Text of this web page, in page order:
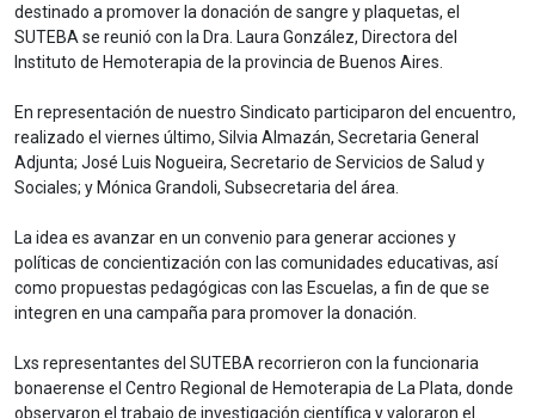
destinado a promover la donación de sangre y plaquetas, el
SUTEBA se reunió con la Dra. Laura González, Directora del
Instituto de Hemoterapia de la provincia de Buenos Aires.
En representación de nuestro Sindicato participaron del encuentro,
realizado el viernes último, Silvia Almazán, Secretaria General
Adjunta; José Luis Nogueira, Secretario de Servicios de Salud y
Sociales; y Mónica Grandoli, Subsecretaria del área.
La idea es avanzar en un convenio para generar acciones y
políticas de concientización con las comunidades educativas, así
como propuestas pedagógicas con las Escuelas, a fin de que se
integren en una campaña para promover la donación.
Lxs representantes del SUTEBA recorrieron con la funcionaria
bonaerense el Centro Regional de Hemoterapia de La Plata, donde
observaron el trabajo de investigación científica y valoraron el